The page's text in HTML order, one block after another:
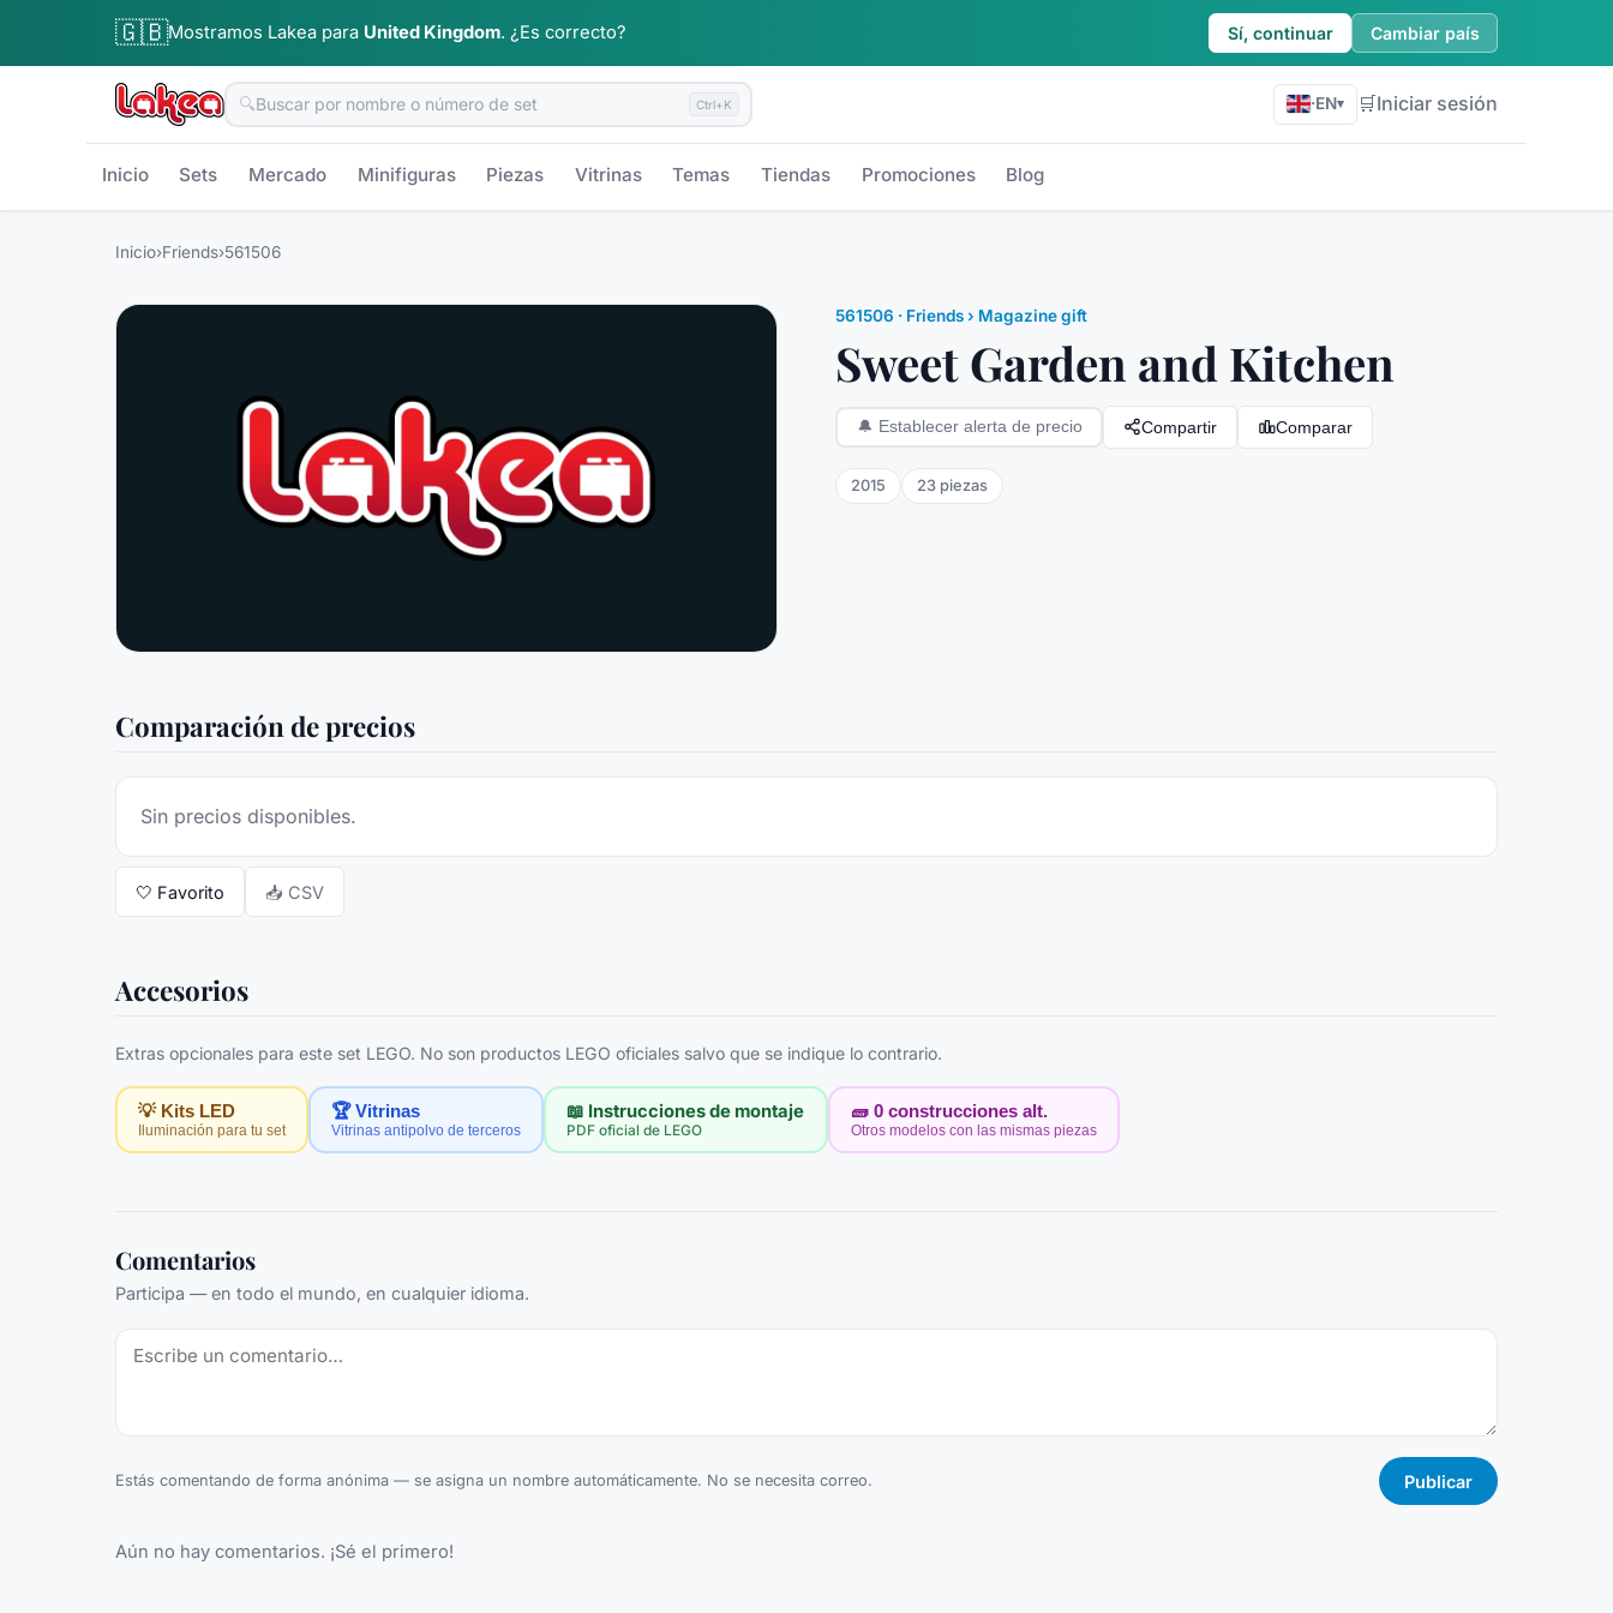
🇬🇧Mostramos Lakea para United Kingdom. ¿Es correcto? Sí, continuar Cambiar país
🔍 Ctrl+K ·EN▾ 🛒Iniciar sesión
Inicio Sets Mercado Minifiguras Piezas Vitrinas Temas Tiendas Promociones Blog
Inicio›Friends›561506
561506 · Friends› Magazine gift
Sweet Garden and Kitchen
🔔 Establecer alerta de precio Compartir Comparar
2015 23 piezas
Comparación de precios
Sin precios disponibles.
🤍 Favorito 📥 CSV
Accesorios
Extras opcionales para este set LEGO. No son productos LEGO oficiales salvo que se indique lo contrario.
💡 Kits LED
Iluminación para tu set
🏆 Vitrinas
Vitrinas antipolvo de terceros
📖 Instrucciones de montaje
PDF oficial de LEGO
🧱 0 construcciones alt.
Otros modelos con las mismas piezas
Comentarios
Participa — en todo el mundo, en cualquier idioma.
Estás comentando de forma anónima — se asigna un nombre automáticamente. No se necesita correo. Publicar
Aún no hay comentarios. ¡Sé el primero!